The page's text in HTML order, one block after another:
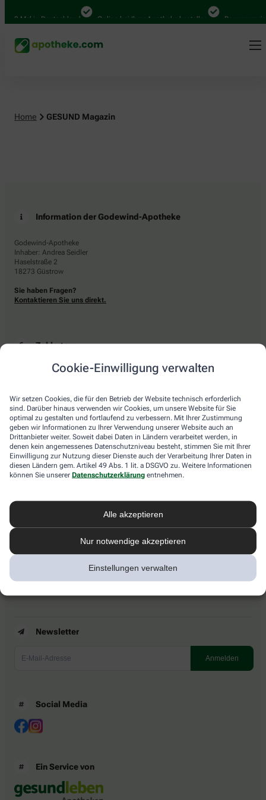
Cookie-Einwilligung verwalten
Wir setzen Cookies, die für den Betrieb der Website technisch erforderlich
sind. Darüber hinaus verwenden wir Cookies, um unsere Website für Sie
optimal zu gestalten und fortlaufend zu verbessern. Mit Ihrer Zustimmung
geben wir Informationen zu Ihrer Verwendung unserer Website auch an
Drittanbieter weiter. Soweit dabei Daten in Ländern verarbeitet werden, in
denen kein angemessenes Datenschutzniveau besteht, stimmen Sie mit Ihrer
Einwilligung zur Nutzung dieser Dienste auch der Verarbeitung Ihrer Daten in
diesen Ländern gem. Artikel 49 Abs. 1 lit. a DSGVO zu. Weitere Informationen
können Sie unserer Datenschutzerklärung entnehmen.
Alle akzeptieren
Nur notwendige akzeptieren
Einstellungen verwalten
Mal in Deutschland Online bei Ihrer Apotheke bestellen Bequem
Home GESUND Magazin
Information der Godewind-Apotheke
Godewind-Apotheke
Inhaber: Andrea Seidler
Haselstraße 2
18273 Güstrow
Sie haben Fragen?
Kontaktieren Sie uns direkt.
Zahlarten
Bar oder mit einer anderen akzeptierten Zahlungsart Ihrer Apotheke vor Ort.
Lieferarten
Abholung in der Apotheke
Botendienstlieferung
apotheke.com Informationen
Newsletter
Barrierefreiheitserklärung
Newsletter
Social Media
Ein Service von